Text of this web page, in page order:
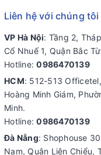
Liên hệ với chúng tôi
VP Hà Nội: Tầng 2,
Cổ Nhuế 1, Quận Bắc
Hotline:0986470139
HCM: 512-513
Hoàng Minh Giám,
Minh.
Hotline:0986470139
Đà Nẵng: Shophouse
Nam, Quận Liên Chiểu,